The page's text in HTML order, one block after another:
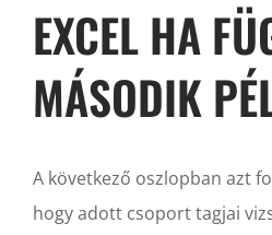
EXCEL HA
MÁSODIK
A következő oszlopban azt
hogy adott csoport tagjai